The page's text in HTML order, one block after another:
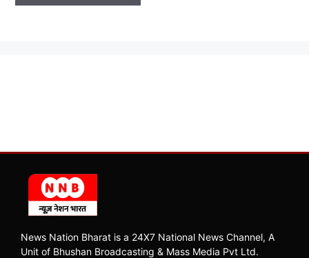
News Nation Bharat is a 24X7 National News Channel, A
Unit of Bhushan Broadcasting & Mass Media Pvt Ltd.